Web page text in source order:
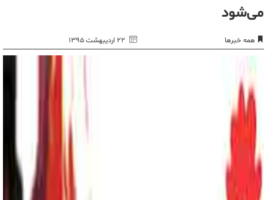
می‌شود
همه خبرها ۲۲ اردیبهشت ۱۳۹۵